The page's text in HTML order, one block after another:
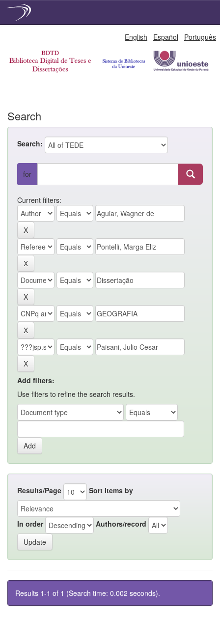
English Español Português
Search
Search:
for
Current filters:
Add filters:
Use filters to refine the search results.
Results/Page Sort items by
In order Authors/record
Results 1-1 of 1 (Search time: 0.002 seconds).